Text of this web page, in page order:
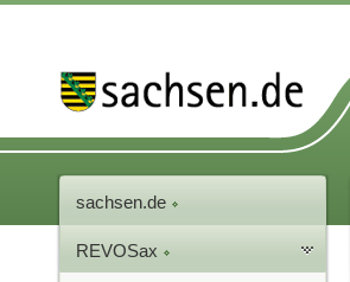
sachsen.de
REVOSax